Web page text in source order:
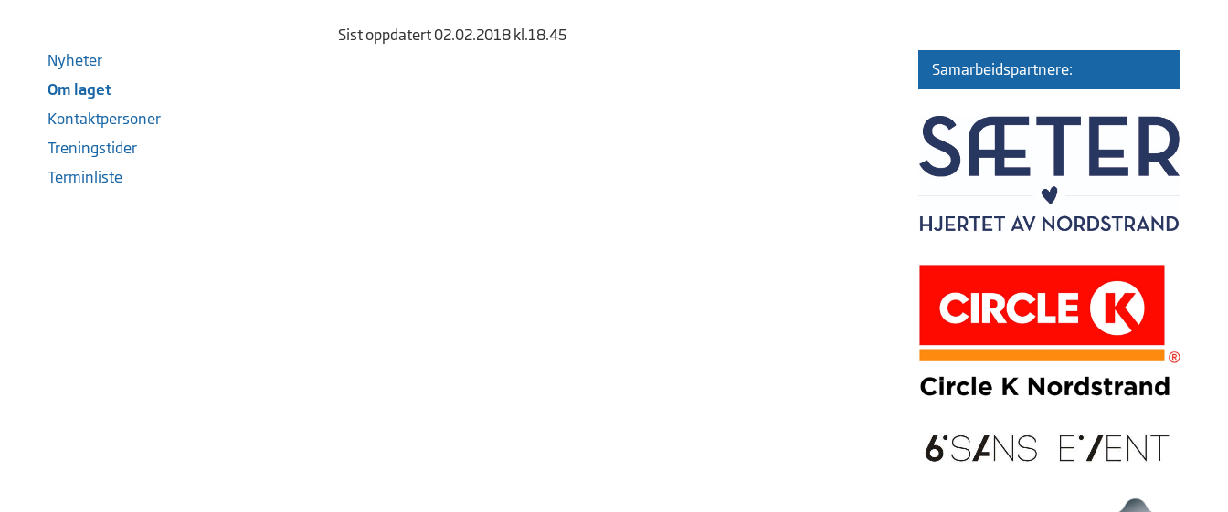
Nyheter
Om laget
Kontaktpersoner
Treningstider
Terminliste
Sist oppdatert 02.02.2018 kl.18.45
Samarbeidspartnere: